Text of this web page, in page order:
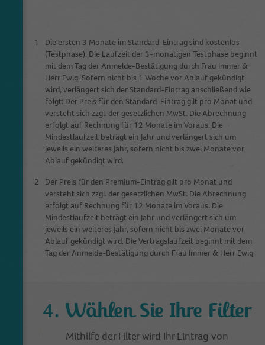
1
Die ersten 3 Monate im Standard-Eintrag sind kostenlos
(Testphase). Die Laufzeit der 3-monatigen Testphase beginnt
mit dem Tag der Anmelde-Bestätigung durch Frau Immer &
Herr Ewig. Sofern nicht bis 1 Woche vor Ablauf gekündigt
wird, verlängert sich der Standard-Eintrag anschließend wie
folgt: Der Preis für den Standard-Eintrag gilt pro Monat und
versteht sich zzgl. der gesetzlichen MwSt. Die Abrechnung
erfolgt auf Rechnung für 12 Monate im Voraus. Die
Mindestlaufzeit beträgt ein Jahr und verlängert sich um
jeweils ein weiteres Jahr, sofern nicht bis zwei Monate vor
Ablauf gekündigt wird.
2
Der Preis für den Premium-Eintrag gilt pro Monat und
versteht sich zzgl. der gesetzlichen MwSt. Die Abrechnung
erfolgt auf Rechnung für 12 Monate im Voraus. Die
Mindestlaufzeit beträgt ein Jahr und verlängert sich um
jeweils ein weiteres Jahr, sofern nicht bis zwei Monate vor
Ablauf gekündigt wird. Die Vertragslaufzeit beginnt mit dem
Tag der Anmelde-Bestätigung durch Frau Immer & Herr Ewig.
4. Wählen Sie Ihre Filter
Mithilfe der Filter wird Ihr Eintrag von
_gid
Anbieter Google Analytics
Laufzeit 1 Tag
Zweck
This cookie is installed by Google Analytics.
The cookie is used to store information of
creating an analytics report of how the
website is doing. The data collected including
the number visitors, the source where they
have come from, and the pages visited in an
anonymous form.
Anbieter Google Tagmanager